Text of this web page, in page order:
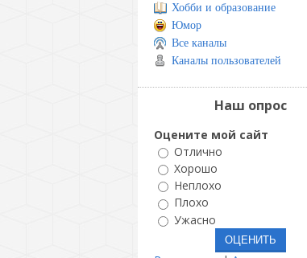
Хобби и образование
Юмор
Все каналы
Каналы пользователей
Наш опрос
Оцените мой сайт
Отлично
Хорошо
Неплохо
Плохо
Ужасно